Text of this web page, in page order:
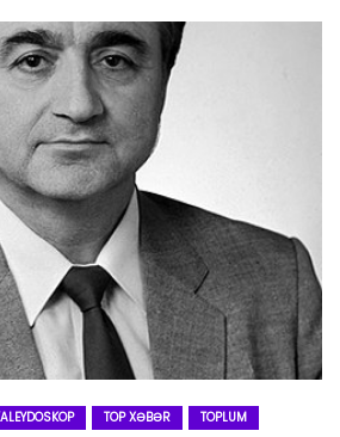
TOP XƏBƏR TOPLUM